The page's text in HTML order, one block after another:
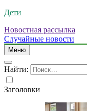
Дети
Новостная рассылка
Случайные новости
Меню
Найти:
Заголовки